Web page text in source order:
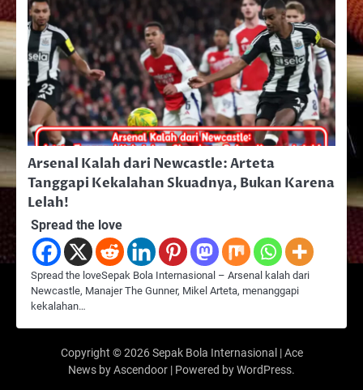
Arsenal Kalah dari Newcastle: Arteta
Tanggapi Kekalahan Skuadnya, Bukan Karena
Lelah!
Spread the love
Spread the loveSepak Bola Internasional – Arsenal kalah dari
Newcastle, Manajer The Gunner, Mikel Arteta, menanggapi
kekalahan…
Copyright © 2026Sepak Bola Internasional | Ace
News byAscendoor | Powered byWordPress.